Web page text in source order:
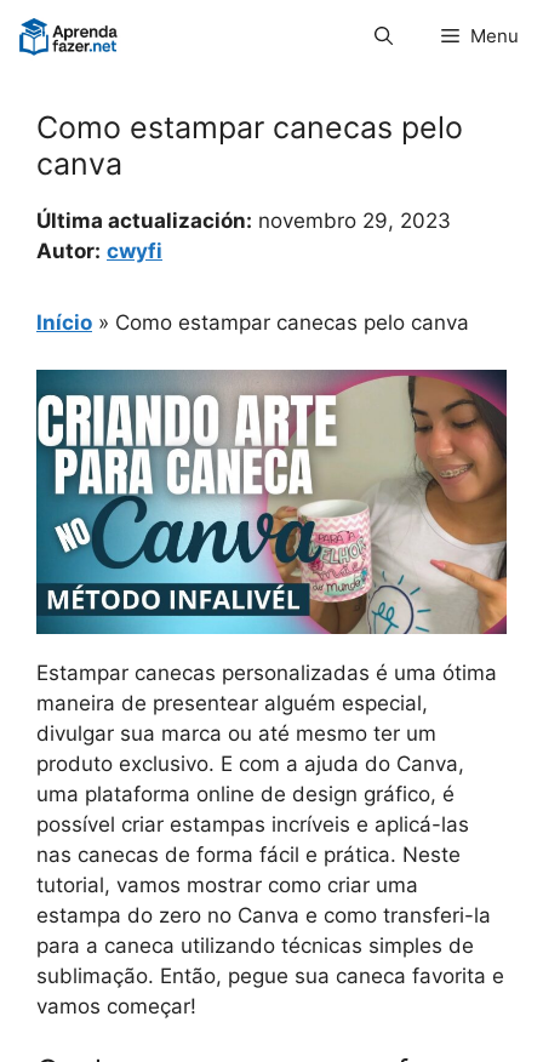
Pular
para
Menu
Como estampar canecas pelo
canva
Última actualización: novembro 29, 2023
Autor: cwyfi
Início » Como estampar canecas pelo canva
Estampar canecas personalizadas é uma ótima
maneira de presentear alguém especial,
divulgar sua marca ou até mesmo ter um
produto exclusivo. E com a ajuda do Canva,
uma plataforma online de design gráfico, é
possível criar estampas incríveis e aplicá-las
nas canecas de forma fácil e prática. Neste
tutorial, vamos mostrar como criar uma
estampa do zero no Canva e como transferi-la
para a caneca utilizando técnicas simples de
sublimação. Então, pegue sua caneca favorita e
vamos começar!